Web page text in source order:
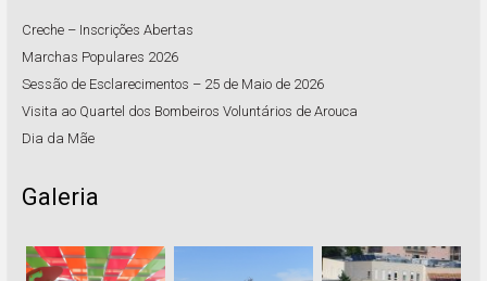
Creche – Inscrições Abertas
Marchas Populares 2026
Sessão de Esclarecimentos – 25 de Maio de 2026
Visita ao Quartel dos Bombeiros Voluntários de Arouca
Dia da Mãe
Galeria